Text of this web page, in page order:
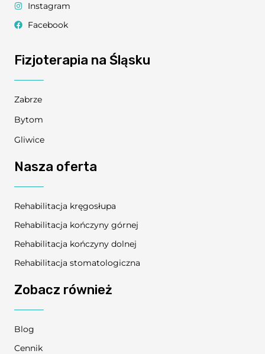
Instagram
Facebook
Fizjoterapia na Śląsku
Zabrze
Bytom
Gliwice
Nasza oferta
Rehabilitacja kręgosłupa
Rehabilitacja kończyny górnej
Rehabilitacja kończyny dolnej
Rehabilitacja stomatologiczna
Zobacz również
Blog
Cennik